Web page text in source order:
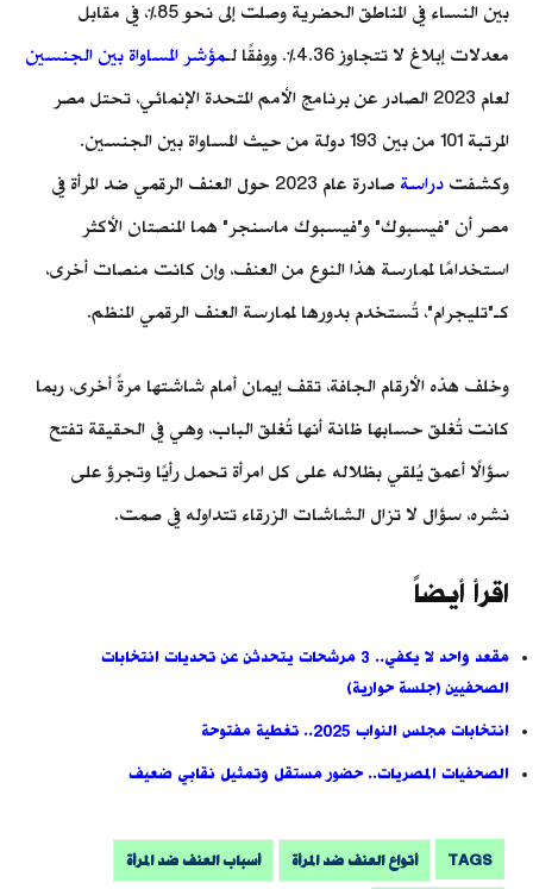
بين النساء في المناطق الحضرية وصلت إلى نحو 85%، في مقابل
معدلات إبلاغ لا تتجاوز 4.36%. ووفقًا لـ
مؤشر المساواة بين الجنسين
لعام 2023 الصادر عن برنامج الأمم المتحدة الإنمائي، تحتل مصر
المرتبة 101 من بين 193 دولة من حيث المساواة بين الجنسين.
وكشفت دراسة
صادرة عام 2023 حول العنف الرقمي ضد المرأة في
مصر أن "فيسبوك" و"فيسبوك ماسنجر" هما المنصتان الأكثر
استخدامًا لممارسة هذا النوع من العنف، وإن كانت منصات أخرى،
كـ"تليجرام"، تُستخدم بدورها لممارسة العنف الرقمي المنظم.
وخلف هذه الأرقام الجافة، تقف إيمان أمام شاشتها مرةً أخرى، ربما
كانت تُغلق حسابها ظانة أنها تُغلق الباب، وهي في الحقيقة تفتح
سؤالًا أعمق يُلقي بظلاله على كل امرأة تحمل رأيًا وتجرؤ على
نشره، سؤال لا تزال الشاشات الزرقاء تتداوله في صمت.
اقرأ أيضاً
مقعد واحد لا يكفي.. 3 مرشحات يتحدثن عن تحديات انتخابات
الصحفيين (جلسة حوارية)
انتخابات مجلس النواب 2025.. تغطية مفتوحة
الصحفيات المصريات.. حضور مستقل وتمثيل نقابي ضعيف
TAGS أتواع العنف ضد المرأة أسباب العنف ضد المرأة